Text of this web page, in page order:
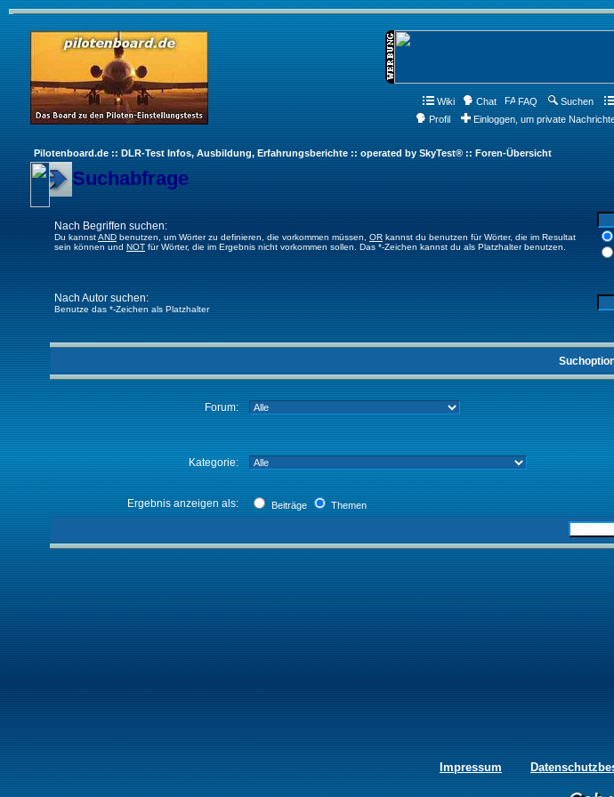
Wiki Chat FAQ Suchen
Profil
Einloggen, um private
Pilotenboard.de :: DLR-Test Infos, Ausbildung, Erfahrungsberichte :: operated by SkyTest® :: Foren-Übersicht
Suchabfrage
Nach Begriffen suchen:
Du kannstAND benutzen, um Wörter zu definieren, die vorkommen müssen, OR kannst du benutzen für Wörter, die im Resultat
sein können und NOT für Wörter, die im Ergebnis nicht vorkommen sollen. Das *-Zeichen kannst du als Platzhalter benutzen.
Nach Autor suchen:
Benutze das *-Zeichen als Platzhalter
Forum:
Kategorie:
Ergebnis anzeigen als: Beiträge Themen
Impressum